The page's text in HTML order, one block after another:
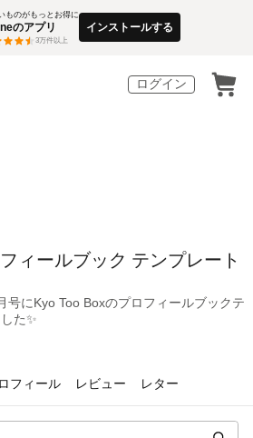
ものがもっとお得に
のアプリ
3万件以上
インストールする
ログイン
ィールブック テンプレート
号にKyo Too Boxのプロフィールブックテ
た✨
フィール レビュー レター